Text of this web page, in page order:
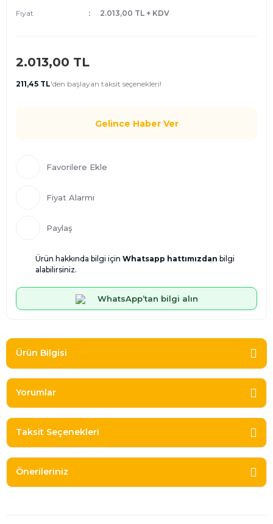
Fiyat
2.013,00 TL + KDV
2.013,00 TL
211,45 TL'den başlayan taksit seçenekleri!
Gelince Haber Ver
Fiyat Alarmı
Paylaş
Ürün hakkında bilgi için Whatsapp hattımızdan bilgi
alabilirsiniz.
WhatsApp’tan bilgi alın
Ürün Bilgisi
Yorumlar
Taksit Seçenekleri
Önerileriniz